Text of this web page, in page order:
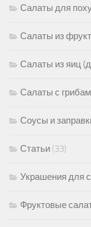
Салаты для
Салаты из
Салаты из яиц
Салаты с
Соусы и
Статьи (33)
Украшения для
Фруктовые